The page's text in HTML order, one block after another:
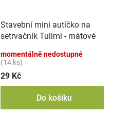
Stavební mini autíčko na
setrvačník Tulimi - mátové
momentálně nedostupné
(14 ks)
29 Kč
Do košíku